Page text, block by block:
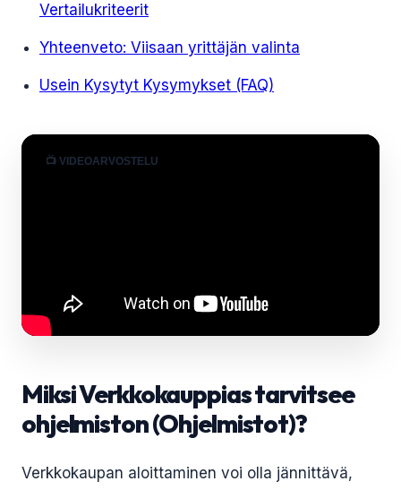
Vertailukriteerit
Yhteenveto: Viisaan yrittäjän valinta
Usein Kysytyt Kysymykset (FAQ)
📺 VIDEOARVOSTELU
Miksi Verkkokauppias tarvitsee
ohjelmiston (Ohjelmistot)?
Verkkokaupan aloittaminen voi olla jännittävä,